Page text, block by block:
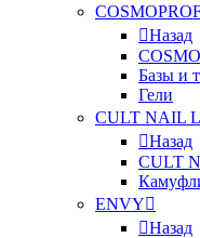
Назад
Базы и
Гели
CULT NAIL
Назад
CULT
ENVY
Назад